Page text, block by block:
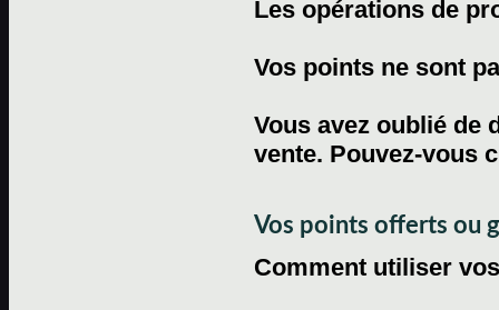
Les opérations de
Vos points ne sont
Vous avez oublié de
vente. Pouvez-vous
Vos points offerts ou
Comment utiliser